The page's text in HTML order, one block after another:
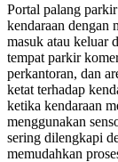
Portal palang
kendaraan dengan
masuk atau keluar
tempat parkir
perkantoran, dan
ketat terhadap
ketika kendaraan
menggunakan
sering dilengkapi
memudahkan